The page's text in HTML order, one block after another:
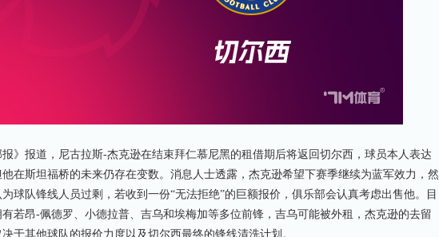
报道，尼古拉斯-杰克逊在结束拜仁慕尼黑的租借期后将返回切尔西，球员本人表达
在斯坦福桥的未来仍存在变数。消息人士透露，杰克逊希望下赛季继续为蓝军效力，然
球队锋线人员过剩，若收到一份“无法拒绝”的巨额报价，俱乐部会认真考虑出售他。目
若昂-佩德罗、小德拉普、吉乌和埃梅加等多位前锋，吉乌可能被外租，杰克逊的去留
于其他球队的报价力度以及切尔西最终的锋线清洗计划。